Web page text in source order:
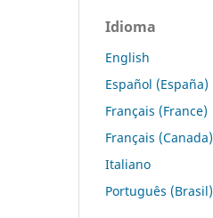
Idioma
English
Español (España)
Français (France)
Français (Canada)
Italiano
Português (Brasil)